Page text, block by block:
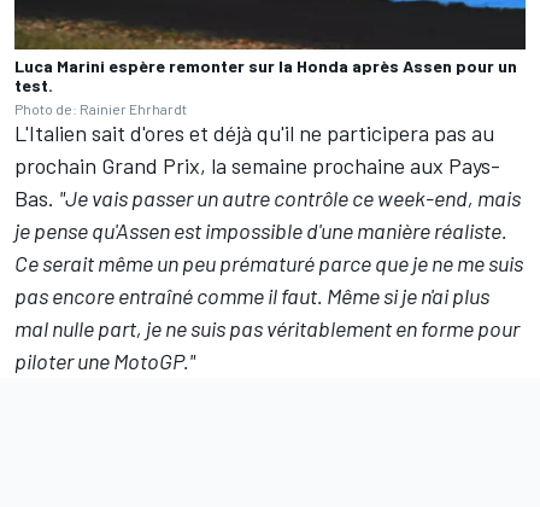
Luca Marini espère remonter sur la Honda après Assen pour un
test.
Photo de: Rainier Ehrhardt
L'Italien sait d'ores et déjà qu'il ne participera pas au
prochain Grand Prix, la semaine prochaine aux Pays-
Bas. "Je vais passer un autre contrôle ce week-end, mais
je pense qu'Assen est impossible d'une manière réaliste.
Ce serait même un peu prématuré parce que je ne me suis
pas encore entraîné comme il faut. Même si je n'ai plus
mal nulle part, je ne suis pas véritablement en forme pour
piloter une MotoGP."